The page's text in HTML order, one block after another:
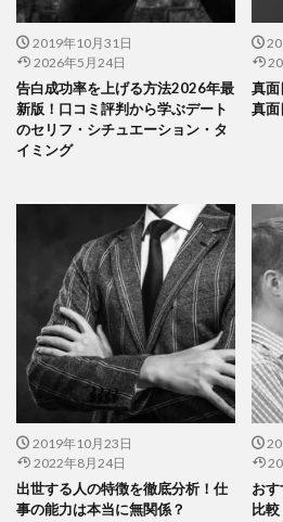
2019年10月31日
2026年5月24日
告白成功率を上げる方法2026年最
新版！口コミ評判から学ぶデート
のセリフ・シチュエーション・タ
イミング
真面
真面
2019年10月23日
2022年8月24日
出世する人の特徴を徹底分析！仕
事の能力は本当に無関係？
お
比